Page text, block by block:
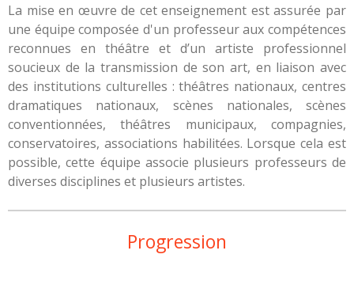
La mise en œuvre de cet enseignement est assurée par
une équipe composée d'un professeur aux compétences
reconnues en théâtre et d’un artiste professionnel
soucieux de la transmission de son art, en liaison avec
des institutions culturelles : théâtres nationaux, centres
dramatiques nationaux, scènes nationales, scènes
conventionnées, théâtres municipaux, compagnies,
conservatoires, associations habilitées. Lorsque cela est
possible, cette équipe associe plusieurs professeurs de
diverses disciplines et plusieurs artistes.
Progression